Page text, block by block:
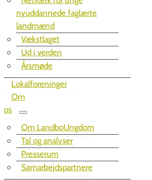
nyuddannede faglærte
landmænd
Vækstlaget
Ud i verden
Årsmøde
Lokalforeninger
Om
os
Om LandboUngdom
Tal og analyser
Presserum
Samarbejdspartnere